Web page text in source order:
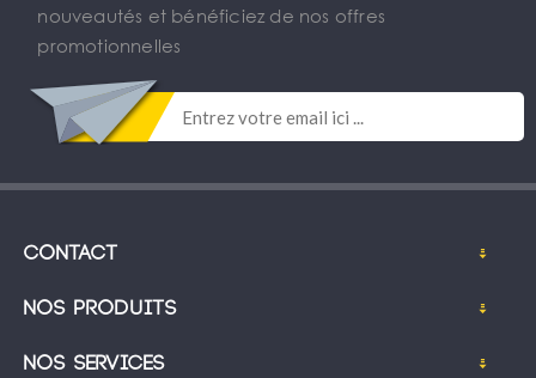
nouveautés et bénéficiez de nos offres
promotionnelles
Contact
Nos produits
Nos services